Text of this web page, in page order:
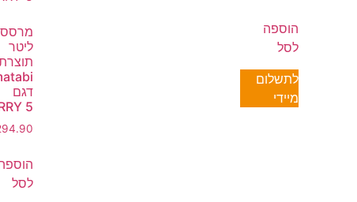
הוספה
לסל
לתשלום
מיידי
ליטר
דגם
5
לסל